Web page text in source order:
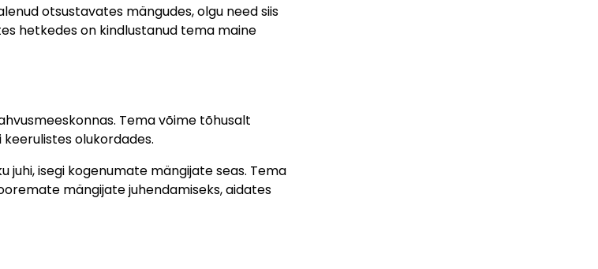
otsustavates mängudes, olgu need siis
hetkedes on kindlustanud tema maine
Tema võime tõhusalt
olukordades.
isegi kogenumate mängijate seas. Tema
mängijate juhendamiseks, aidates